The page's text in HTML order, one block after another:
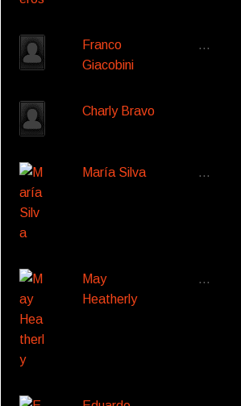
Franco
Giacobini
…
Charly Bravo
María Silva …
May
Heatherly
…